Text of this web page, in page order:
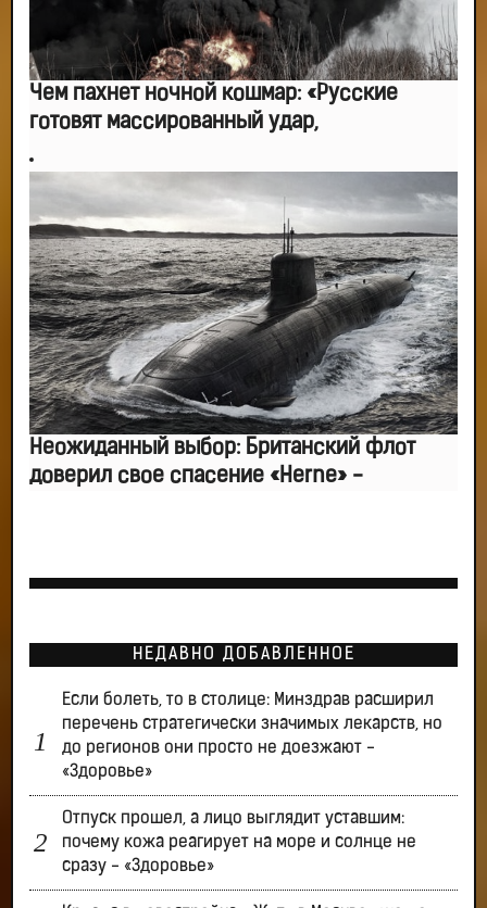
Чем пахнет ночной кошмар: «Русские
готовят массированный удар,
Неожиданный выбор: Британский флот
доверил свое спасение «Herne» -
НЕДАВНО ДОБАВЛЕННОЕ
Если болеть, то в столице: Минздрав расширил
перечень стратегически значимых лекарств, но
до регионов они просто не доезжают -
«Здоровье»
Отпуск прошел, а лицо выглядит уставшим:
почему кожа реагирует на море и солнце не
сразу - «Здоровье»